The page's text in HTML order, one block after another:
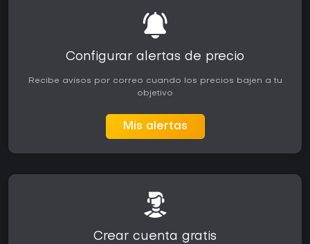
Configurar alertas de precio
Recibe avisos por correo cuando los precios bajen a tu
objetivo
Mis alertas
Crear cuenta gratis